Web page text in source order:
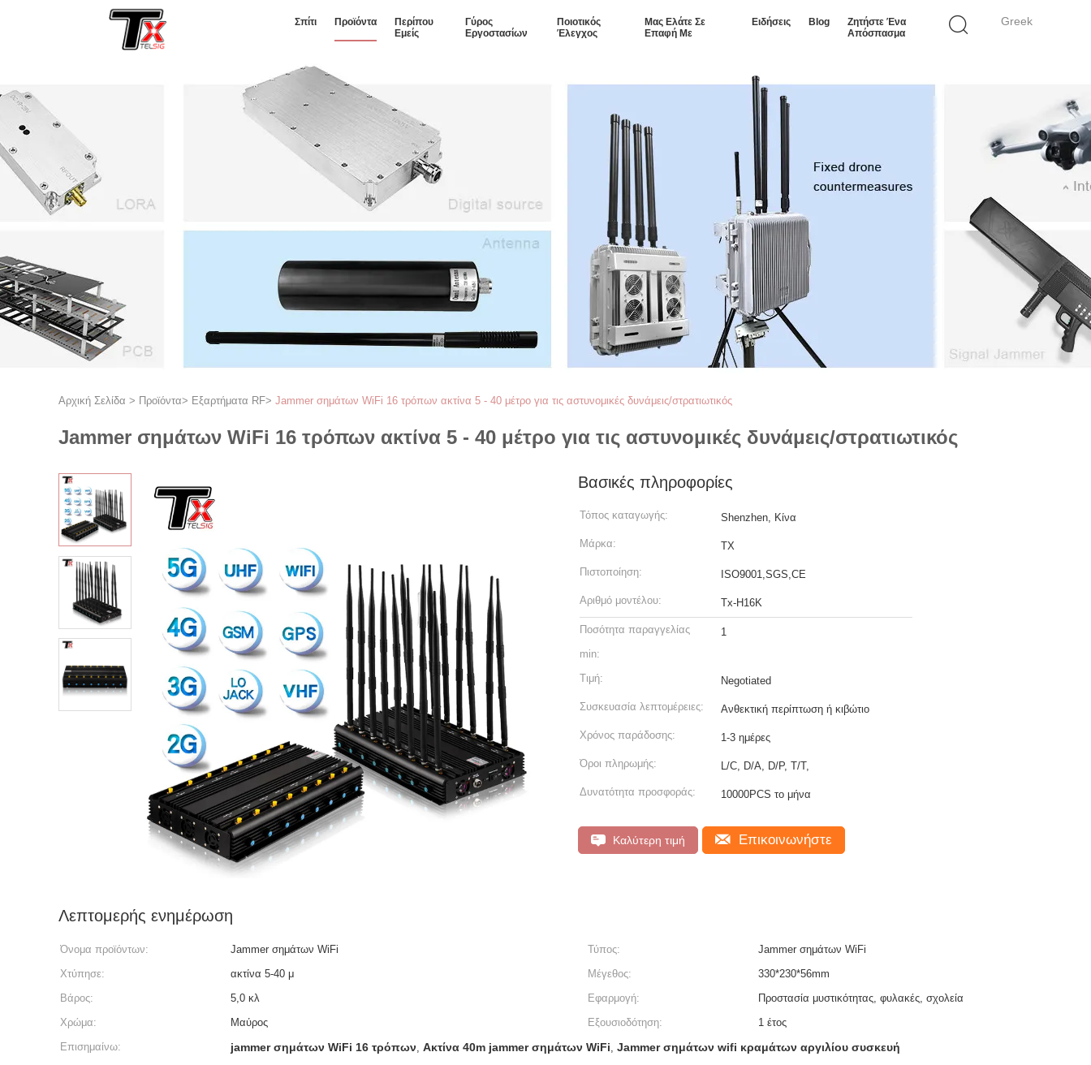
Greek
Σπίτι Προϊόντα
Περίπου
Εμείς
Γύρος
Εργοστασίων
Ποιοτικός
Έλεγχος
Μας Ελάτε Σε
Επαφή Με
Ειδήσεις Blog
Ζητήστε Ένα
Απόσπασμα
Αρχική Σελίδα > Προϊόντα> Εξαρτήματα RF> Jammer σημάτων WiFi 16 τρόπων ακτίνα 5 - 40 μέτρο για τις αστυνομικές δυνάμεις/στρατιωτικός
Jammer σημάτων WiFi 16 τρόπων ακτίνα 5 - 40 μέτρο για τις αστυνομικές δυνάμεις/στρατιωτικός
Βασικές πληροφορίες
Τόπος καταγωγής: Shenzhen, Κίνα
Μάρκα: TX
Πιστοποίηση: ISO9001,SGS,CE
Αριθμό μοντέλου: Tx-H16K
Ποσότητα παραγγελίας
min:
1
Τιμή: Negotiated
Συσκευασία λεπτομέρειες: Ανθεκτική περίπτωση ή κιβώτιο
Χρόνος παράδοσης: 1-3 ημέρες
Όροι πληρωμής: L/C, D/A, D/P, T/T,
Δυνατότητα προσφοράς: 10000PCS το μήνα
Καλύτερη τιμή Επικοινωνήστε
Λεπτομερής ενημέρωση
Όνομα προϊόντων: Jammer σημάτων WiFi Τύπος:
Jammer σημάτων WiFi
Χτύπησε:
ακτίνα 5-40 μ Μέγεθος:
330*230*56mm
Βάρος:
5,0 κλ Εφαρμογή:
Προστασία μυστικότητας, φυλακές, σχολεία
Χρώμα:
Μαύρος Εξουσιοδότηση:
1 έτος
Επισημαίνω:
jammer σημάτων WiFi 16 τρόπων, Ακτίνα 40m jammer σημάτων WiFi, Jammer σημάτων wifi κραμάτων αργιλίου συσκευή